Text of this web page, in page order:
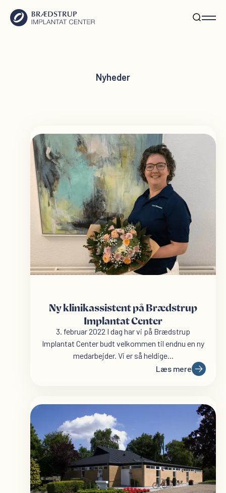
Nyheder
Ny klinikassistent på Brædstrup
Implantat Center
3. februar 2022 I dag har vi på Brædstrup
Implantat Center budt velkommen til endnu en ny
medarbejder. Vi er så heldige...
Læs mere